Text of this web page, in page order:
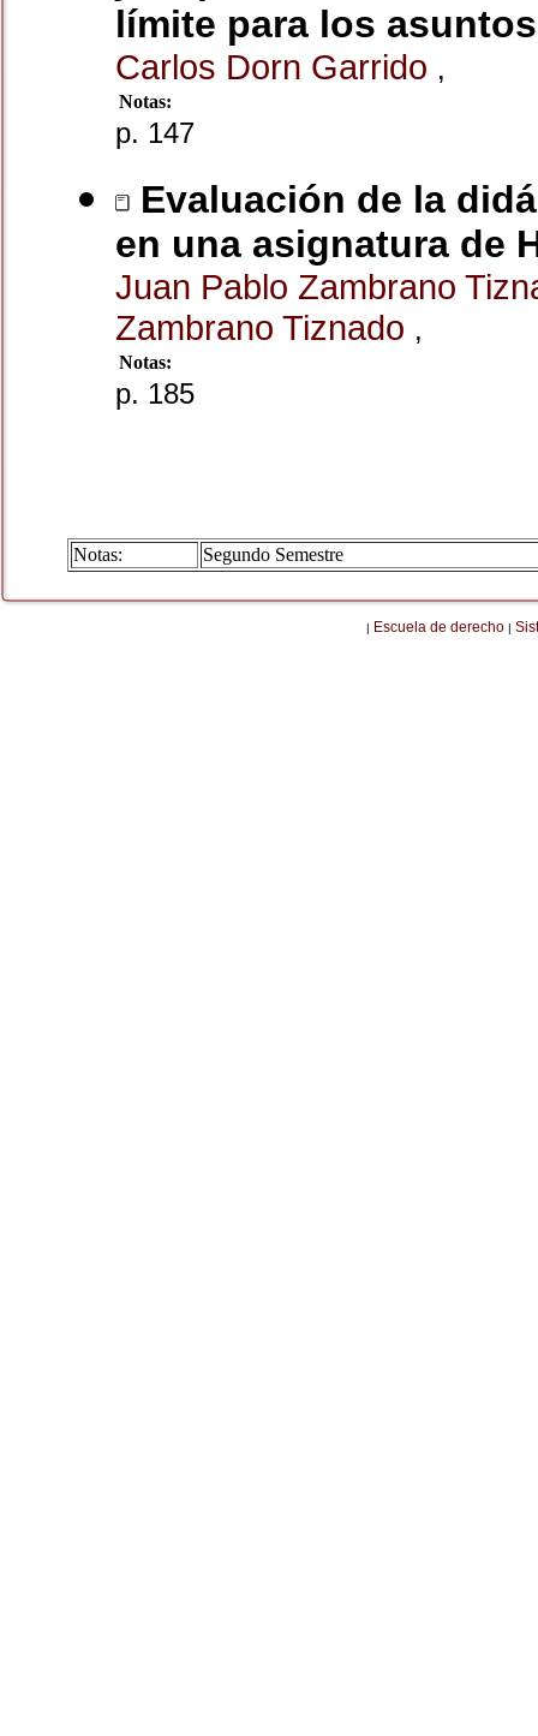
límite para los
Carlos Dorn Garrido ,
Notas:
p. 147
Evaluación de la
en una asignatura de
Juan Pablo Zambrano
Zambrano Tiznado ,
Notas:
p. 185
Notas: Segundo Semestre
| Escuela de derecho |